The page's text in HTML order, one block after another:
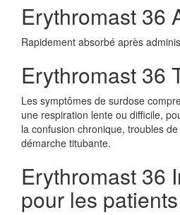
Erythromast 36
Rapidement absorbé après
Erythromast 36
Les symptômes de surdose
une respiration lente ou difficile,
la confusion chronique, troubles
démarche titubante.
Erythromast 36
pour les patients